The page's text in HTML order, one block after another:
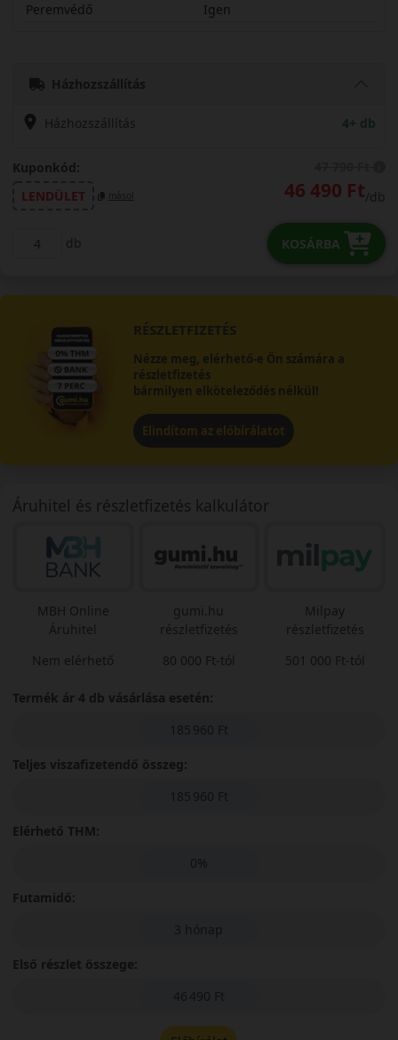
Peremvédő
Igen
Házhozszállítás
Házhozszállítás 4+ db
Kuponkód:
LENDÜLET
másol 46 490 Ft/db
db KOSÁRBA
RÉSZLETFIZETÉS
Nézze meg, elérhető-e Ön számára a
részletfizetés
bármilyen elköteleződés nélkül!
Elindítom az előbírálatot
Áruhitel és részletfizetés kalkulátor
MBH Online
Áruhitel
Nem elérhető
gumi.hu
részletfizetés
80 000 Ft-tól
Milpay
részletfizetés
501 000 Ft-tól
Termék ár 4 db vásárlása esetén:
185 960 Ft
Teljes viszafizetendő összeg:
185 960 Ft
Elérhető THM:
0%
Futamidő:
3 hónap
Első részlet összege:
46 490 Ft